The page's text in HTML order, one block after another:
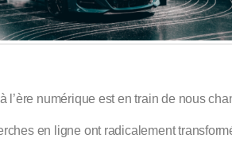
l’ère numérique est en train de nous
en ligne ont radicalement